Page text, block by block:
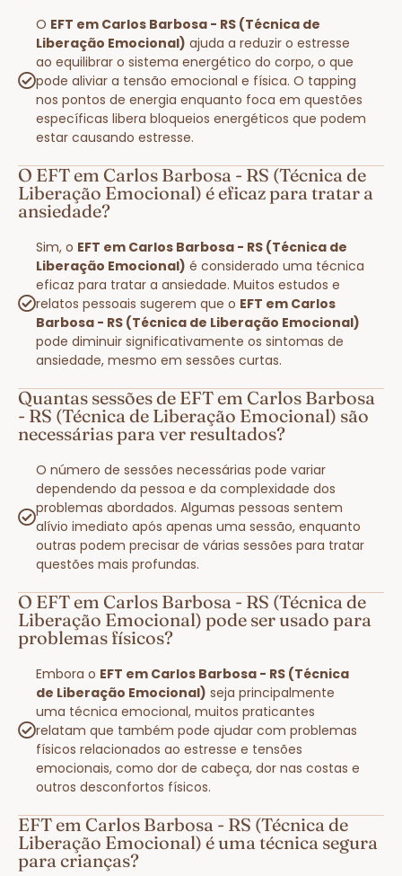
O EFT em Carlos Barbosa - RS (Técnica de
Liberação Emocional) ajuda a reduzir o estresse
ao equilibrar o sistema energético do corpo, o que
pode aliviar a tensão emocional e física. O tapping
nos pontos de energia enquanto foca em questões
específicas libera bloqueios energéticos que podem
estar causando estresse.
O EFT em Carlos Barbosa - RS (Técnica de
Liberação Emocional) é eficaz para tratar a
ansiedade?
Sim, o EFT em Carlos Barbosa - RS (Técnica de
Liberação Emocional) é considerado uma técnica
eficaz para tratar a ansiedade. Muitos estudos e
relatos pessoais sugerem que o EFT em Carlos
Barbosa - RS (Técnica de Liberação Emocional)
pode diminuir significativamente os sintomas de
ansiedade, mesmo em sessões curtas.
Quantas sessões de EFT em Carlos Barbosa
- RS (Técnica de Liberação Emocional) são
necessárias para ver resultados?
O número de sessões necessárias pode variar
dependendo da pessoa e da complexidade dos
problemas abordados. Algumas pessoas sentem
alívio imediato após apenas uma sessão, enquanto
outras podem precisar de várias sessões para tratar
questões mais profundas.
O EFT em Carlos Barbosa - RS (Técnica de
Liberação Emocional) pode ser usado para
problemas físicos?
Embora o EFT em Carlos Barbosa - RS (Técnica
de Liberação Emocional) seja principalmente
uma técnica emocional, muitos praticantes
relatam que também pode ajudar com problemas
físicos relacionados ao estresse e tensões
emocionais, como dor de cabeça, dor nas costas e
outros desconfortos físicos.
EFT em Carlos Barbosa - RS (Técnica de
Liberação Emocional) é uma técnica segura
para crianças?